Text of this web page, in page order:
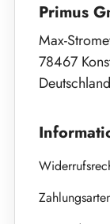
Primus
Max-
78467
Deutschland